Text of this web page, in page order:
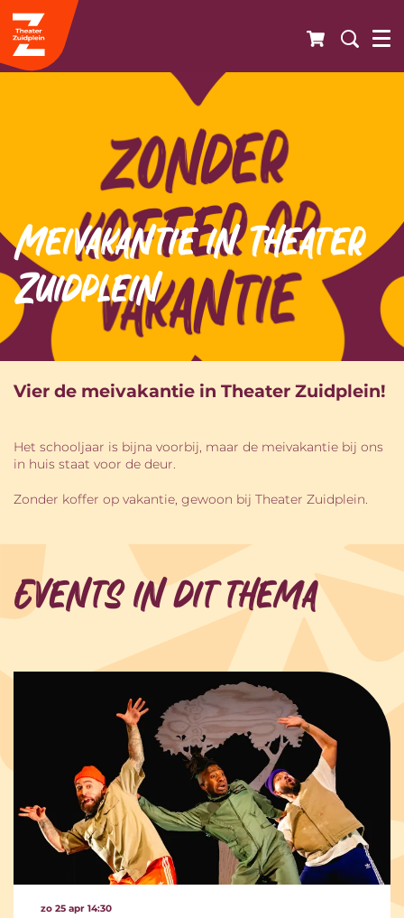
Meivakantie in Theater
Zuidplein
Vier de meivakantie in Theater Zuidplein!
Het schooljaar is bijna voorbij, maar de meivakantie bij ons
in huis staat voor de deur.
Zonder koffer op vakantie, gewoon bij Theater Zuidplein.
Events in dit thema
zo 25 apr 14:30